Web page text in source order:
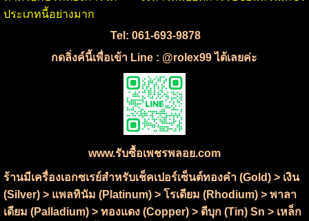
ประเภทนี้อย่างมาก
Tel: 061-693-9878
กดลิ่งค์นี้เพื่อเข้า Line : @rolex99 ได้เลยค่ะ
www.รับซื้อเพชรพลอย.com
ร้านมีเครื่องเอกซเรย์สำหรับเช็คเปอร์เซ็นต์ทองคำ (Gold) > เงิน
(Silver) > แพลทินัม (Platinum) > โรเดียม (Rhodium) > พาลา
เดียม (Palladium) > ทองแดง (Copper) > ดีบุก (Tin) Sn > เหล็ก